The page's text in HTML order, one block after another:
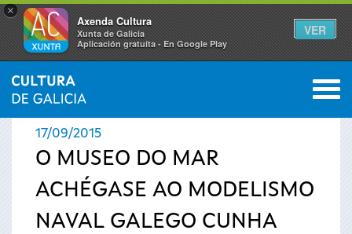
×
Axenda Cultura
Xunta de Galicia
Aplicación gratuíta - En Google Play
VER
Vostede
está
aquí
INICIO › ACTUALIDADE 0
17/09/2015
O MUSEO DO MAR
ACHÉGASE AO MODELISMO
NAVAL GALEGO CUNHA